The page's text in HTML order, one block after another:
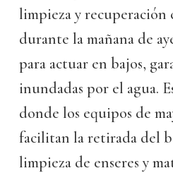
limpieza y recuperación
durante la mañana de
para actuar en bajos,
inundadas por el agua.
donde los equipos de
facilitan la retirada del
limpieza de enseres y